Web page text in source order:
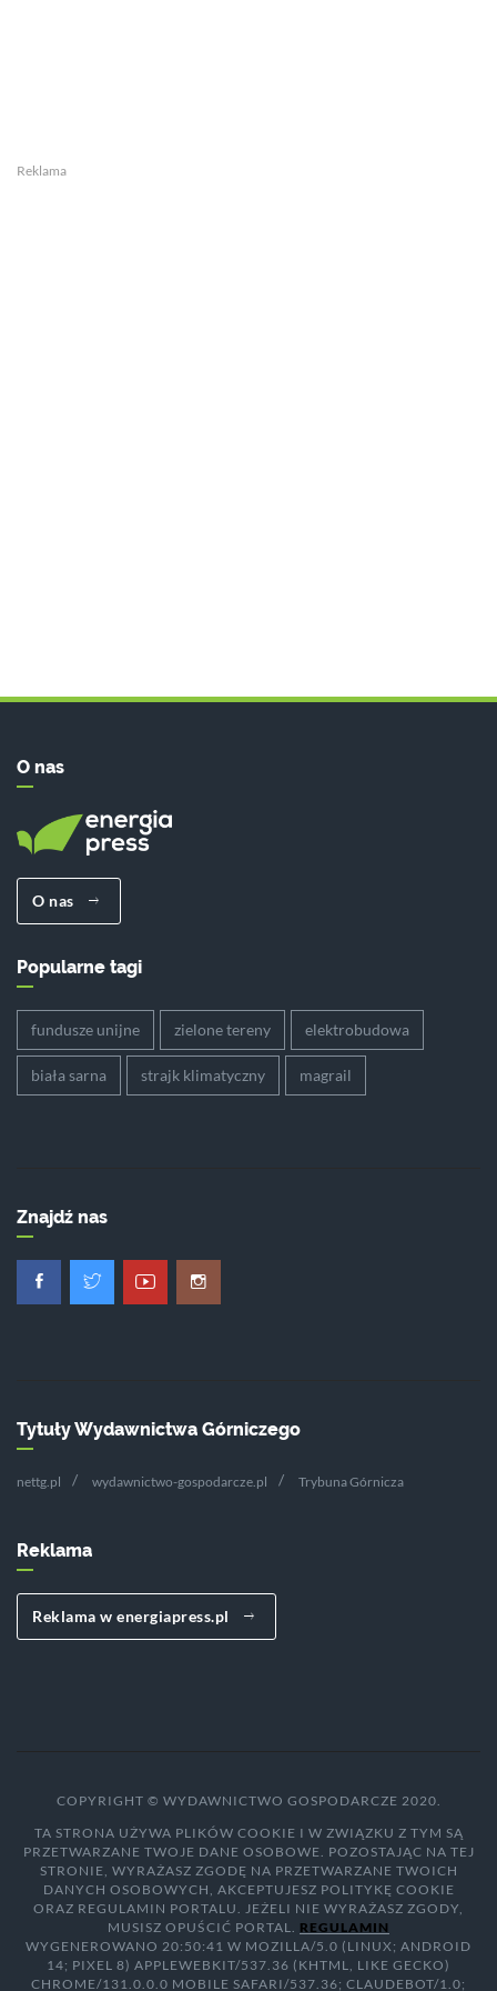
Reklama
O nas
O nas
Popularne tagi
fundusze unijne zielone tereny elektrobudowa
biała sarna strajk klimatyczny magrail
Znajdź nas
Tytuły Wydawnictwa Górniczego
nettg.pl wydawnictwo-gospodarcze.pl Trybuna Górnicza
Reklama
Reklama w energiapress.pl
COPYRIGHT © WYDAWNICTWO GOSPODARCZE 2020.
TA STRONA UŻYWA PLIKÓW COOKIE I W ZWIĄZKU Z TYM SĄ
PRZETWARZANE TWOJE DANE OSOBOWE. POZOSTAJĄC NA TEJ
STRONIE, WYRAŻASZ ZGODĘ NA PRZETWARZANE TWOICH
DANYCH OSOBOWYCH, AKCEPTUJESZ POLITYKĘ COOKIE
ORAZ REGULAMIN PORTALU. JEŻELI NIE WYRAŻASZ ZGODY,
MUSISZ OPUŚCIĆ PORTAL. REGULAMIN
WYGENEROWANO 20:50:41 W MOZILLA/5.0 (LINUX; ANDROID
14; PIXEL 8) APPLEWEBKIT/537.36 (KHTML, LIKE GECKO)
CHROME/131.0.0.0 MOBILE SAFARI/537.36; CLAUDEBOT/1.0;